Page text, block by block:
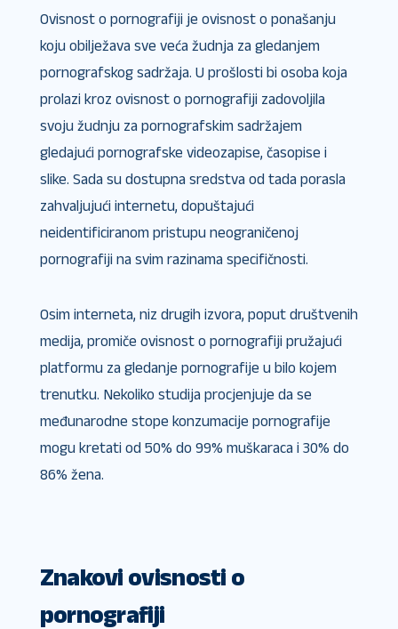
Ovisnost o pornografiji je ovisnost o ponašanju
koju obilježava sve veća žudnja za gledanjem
pornografskog sadržaja. U prošlosti bi osoba koja
prolazi kroz ovisnost o pornografiji zadovoljila
svoju žudnju za pornografskim sadržajem
gledajući pornografske videozapise, časopise i
slike. Sada su dostupna sredstva od tada porasla
zahvaljujući internetu, dopuštajući
neidentificiranom pristupu neograničenoj
pornografiji na svim razinama specifičnosti.
Osim interneta, niz drugih izvora, poput društvenih
medija, promiče ovisnost o pornografiji pružajući
platformu za gledanje pornografije u bilo kojem
trenutku. Nekoliko studija procjenjuje da se
međunarodne stope konzumacije pornografije
mogu kretati od 50% do 99% muškaraca i 30% do
86% žena.
Znakovi ovisnosti o
pornografiji